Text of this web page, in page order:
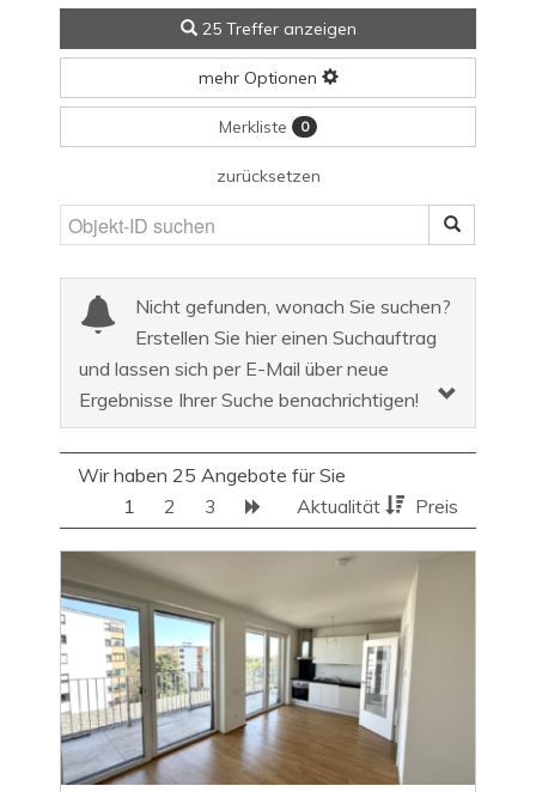
25 Treffer anzeigen
mehr Optionen
Merkliste 0
zurücksetzen
Nicht gefunden, wonach Sie suchen?
Erstellen Sie hier einen Suchauftrag
und lassen sich per E-Mail über neue
Ergebnisse Ihrer Suche benachrichtigen!
Wir haben 25 Angebote für Sie
1
2 3 Aktualität Preis